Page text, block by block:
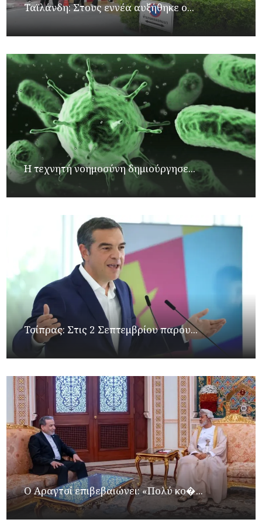
Ταϊλάνδη: Στους εννέα αυξήθηκε ο...
Η τεχνητή νοημοσύνη δημιούργησε...
Τσίπρας: Στις 2 Σεπτεμβρίου παρου...
Ο Αραγτσί επιβεβαιώνει: «Πολύ κο�...